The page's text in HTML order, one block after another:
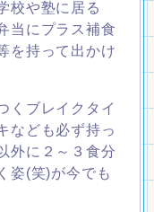
校や塾に居る
当にプラス補食
を持って出かけ
くブレイクタイ
なども必ず持っ
外に２～３食分
姿(笑)が今でも